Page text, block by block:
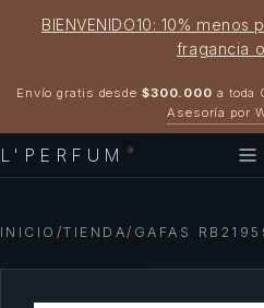
BIENVENIDO10: 10% menos
fragancia
Envío gratis desde $300.000 a toda
Asesoría por
L'PERFUM ®
INICIO /TIENDA/ GAFAS